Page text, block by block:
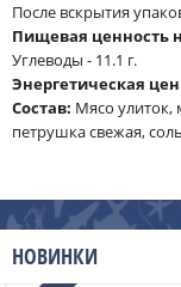
После вскрытия
Пищевая ценность
Углеводы - 11.1 г.
Энергетическая
Cостав: Мясо улиток,
петрушка свежая,
НОВИНКИ